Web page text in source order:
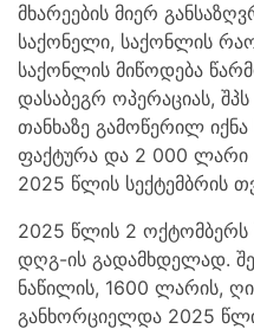
მხარეების მიერ
საქონელი, საქონლის
საქონლის მიწოდება
დასაბეგრ ოპერაციას,
თანხაზე გამოწერილ
ფაქტურა და 2 000
2025 წლის სექტემბრის
2025 წლის 2 ოქტომბერს შპს „Y“ დარეგისტრირდა
დღგ-ის გადამხდელად.
ნაწილის, 1600 ლარის,
განხორციელდა 2025